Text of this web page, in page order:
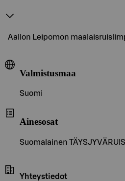
Aallon Leipomon
Valmistusmaa
Suomi
Ainesosat
Suomalainen
Yhteystiedot